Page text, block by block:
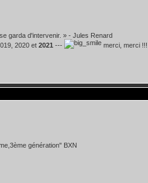
garda d'intervenir. » - Jules Renard
2020 et 2021 --- merci, merci !!!
génération" BXN